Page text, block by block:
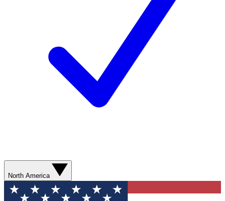
North America